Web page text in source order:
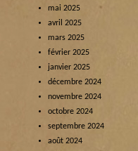
mai 2025
avril 2025
mars 2025
février 2025
janvier 2025
décembre 2024
novembre 2024
octobre 2024
septembre 2024
août 2024